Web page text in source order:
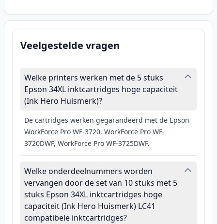
Veelgestelde vragen
Welke printers werken met de 5 stuks
Epson 34XL inktcartridges hoge capaciteit
(Ink Hero Huismerk)?
De cartridges werken gegarandeerd met de Epson
WorkForce Pro WF-3720, WorkForce Pro WF-
3720DWF, WorkForce Pro WF-3725DWF.
Welke onderdeelnummers worden
vervangen door de set van 10 stuks met 5
stuks Epson 34XL inktcartridges hoge
capaciteit (Ink Hero Huismerk) LC41
compatibele inktcartridges?